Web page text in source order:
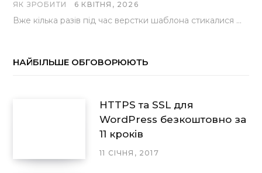
ЯК ЗРОБИТИ 6 КВІТНЯ, 2026
Вже кілька разів під час верстки шаблона стикалися з проблемою, коли замість контактної форми, згенерованої…
НАЙБІЛЬШЕ ОБГОВОРЮЮТЬ
HTTPS та SSL для
WordPress безкоштовно за
11 кроків
11 СІЧНЯ, 2017